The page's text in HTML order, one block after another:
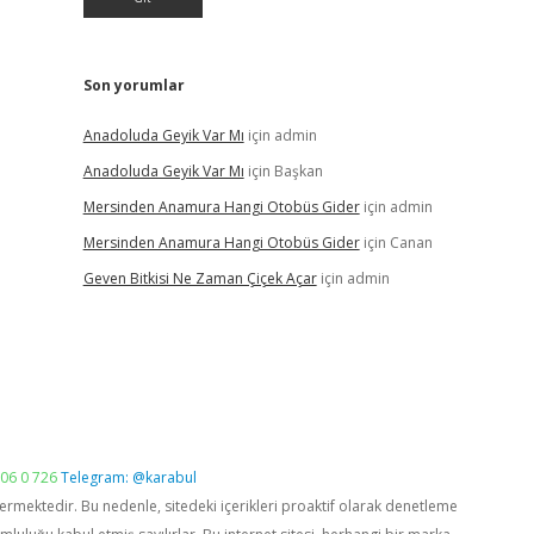
Son yorumlar
Anadoluda Geyik Var Mı için admin
Anadoluda Geyik Var Mı için Başkan
Mersinden Anamura Hangi Otobüs Gideriçin admin
Mersinden Anamura Hangi Otobüs Gideriçin Canan
Geven Bitkisi Ne Zaman Çiçek Açariçin admin
0 726Telegram: @karabul
Bu nedenle, sitedeki içerikleri proaktif olarak denetleme